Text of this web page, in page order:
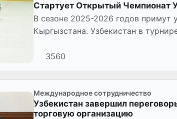
Стартует Открытый Чемпионат
В сезоне 2025-2026 годов примут
Кыргызстана. Узбекистан в
«Шердор» (Самарканд)...
3560
Международное сотрудничество
Узбекистан завершил
торговую организацию